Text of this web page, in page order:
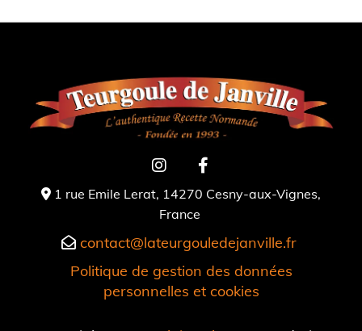
 1 rue Emile Lerat, 14270 Cesny-aux-Vignes,
France
 contact@lateurgouledejanville.fr
Politique de gestion des données
personnelles et cookies